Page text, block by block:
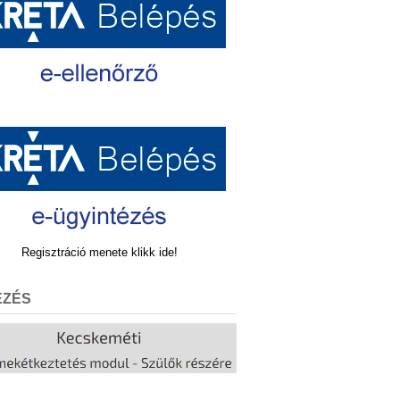
Regisztráció menete klikk ide!